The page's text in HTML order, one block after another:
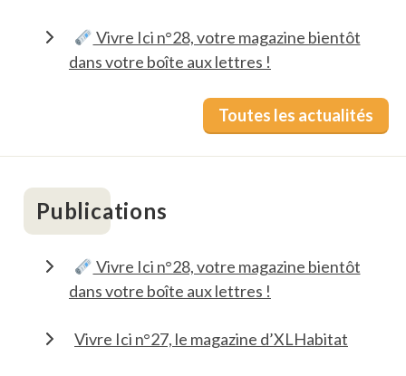
Vivre Ici n°28, votre magazine bientôt
dans votre boîte aux lettres !
Toutes les actualités
Publications
Vivre Ici n°28, votre magazine bientôt
dans votre boîte aux lettres !
Vivre Ici n°27, le magazine d’XLHabitat